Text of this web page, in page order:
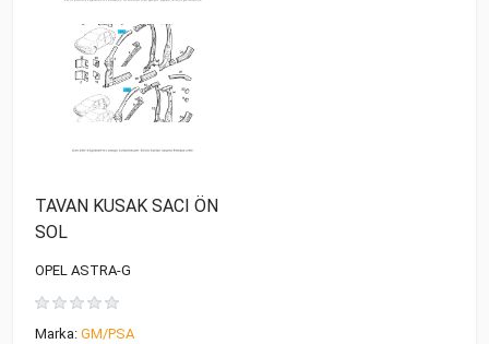
TAVAN KUSAK SACI ÖN
SOL
OPEL ASTRA-G
Marka: GM/PSA